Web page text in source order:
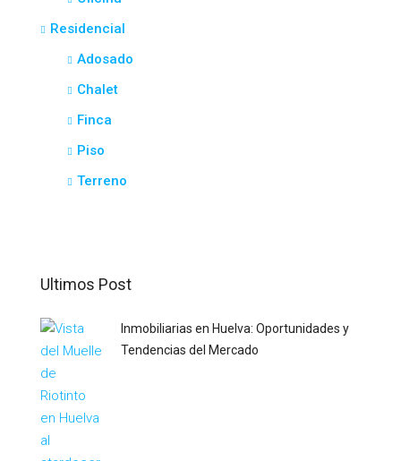
Residencial
Adosado
Chalet
Finca
Piso
Terreno
Ultimos Post
Inmobiliarias en Huelva: Oportunidades y
Tendencias del Mercado